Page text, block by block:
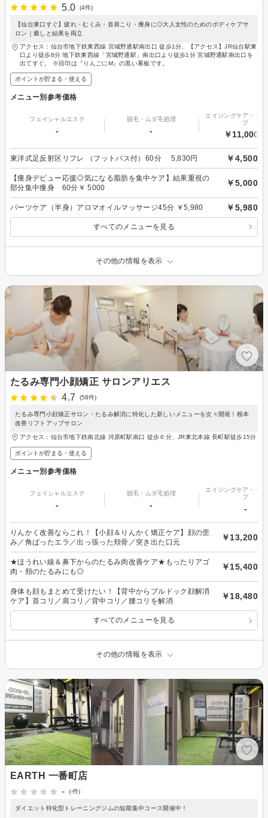
5.0
(4件)
【仙台東口すぐ】疲れ・むくみ・首肩こり・痩身に◎大人女性のためのボディケアサ
ロン｜癒しと結果を両立
アクセス：仙台市地下鉄東西線 宮城野通駅南出口 徒歩1分、【アクセス】JR仙台駅東
口より徒歩8分 地下鉄東西線「宮城野通駅」南出口より徒歩1分 宮城野通駅南出口を
出てすぐ。 ※目印は『りんごにM』の黒い看板です。
ポイントが貯まる・使える
メニュー別参考価格
フェイシャルエステ
-
脱毛・ムダ毛処理
-
エイジングケア・リ
プ
￥11,000～
東洋式足反射区リフレ （フットバス付）60分 5,830円 ￥4,500
【痩身デビュー応援◎気になる脂肪を集中ケア】結果重視の
部分集中痩身 60分￥ 5000
￥5,000
パーツケア（半身）アロマオイルマッサージ45分 ￥5,980 ￥5,980
すべてのメニューを見る
その他の情報を表示
たるみ専門小顔矯正 サロンアリエス
4.7
(58件)
たるみ専門小顔矯正サロン・たるみ解消に特化した新しいメニューを次々開発！根本
改善リフトアップサロン
アクセス：仙台市地下鉄南北線 河原町駅南口 徒歩６分、JR東北本線 長町駅徒歩15分
ポイントが貯まる・使える
メニュー別参考価格
フェイシャルエステ
-
脱毛・ムダ毛処理
-
エイジングケア・リ
プ
-
りんかく改善ならこれ！【小顔＆りんかく矯正ケア】顔の歪
み／角ばったエラ／出っ張った頬骨／突き出た口元
￥13,200
★ほうれい線＆鼻下からのたるみ肉改善ケア★もったりアゴ
肉・頬のたるみにも◎
￥15,400
身体も顔もまとめて受けたい！【背中からブルドック顔解消
ケア】首コリ／肩コリ／背中コリ／腰コリを解消
￥18,480
すべてのメニューを見る
その他の情報を表示
EARTH 一番町店
-
(-件)
ダイエット特化型トレーニングジムの短期集中コース開催中！